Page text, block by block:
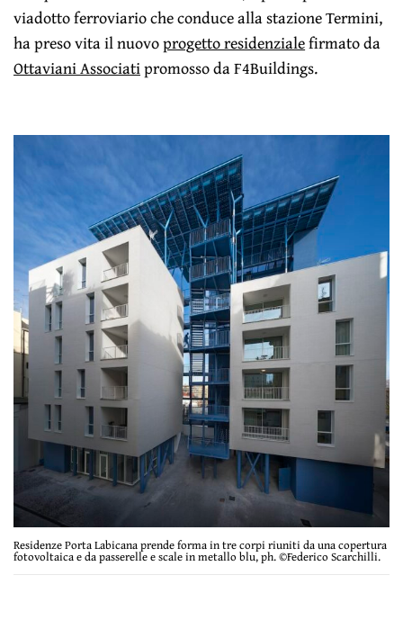
viadotto ferroviario che conduce alla stazione Termini,
ha preso vita il nuovoprogetto residenzialefirmato da
Ottaviani Associatipromosso da F4Buildings.
Residenze Porta Labicana prende forma in tre corpi riuniti da una copertura
fotovoltaica e da passerelle e scale in metallo blu, ph. ©Federico Scarchilli.